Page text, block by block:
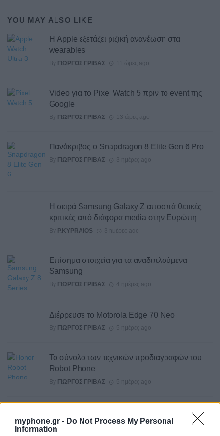
myphone.gr - Do Not Process My Personal
Information
YOU MAY ALSO LIKE
Η Apple εξετάζει ριζική ανανέωση στα
wearables
By ΓΙΏΡΓΟΣ ΓΡΊΒΑΣ 11 ώρες ago
Video για το Pixel Watch 5 πριν το event της
Google
By ΓΙΏΡΓΟΣ ΓΡΊΒΑΣ 13 ώρες ago
Πανάκριβος ο Snapdragon 8 Elite Gen 6 Pro
By ΓΙΏΡΓΟΣ ΓΡΊΒΑΣ 3 ημέρες ago
Η σειρά Samsung Galaxy Z αποσπά θετικές
κριτικές από διάφορα media στην Ευρώπη
By P.KYPRAIOS 3 ημέρες ago
Επίσημα στοιχεία για τα αναδιπλούμενα
Samsung
By ΓΙΏΡΓΟΣ ΓΡΊΒΑΣ 4 ημέρες ago
Διέρρευσε το Motorola Edge 70 Neo
By ΓΙΏΡΓΟΣ ΓΡΊΒΑΣ 5 ημέρες ago
Το σύνολο των τεχνικών προδιαγραφών του
Robot Phone
By ΓΙΏΡΓΟΣ ΓΡΊΒΑΣ 5 ημέρες ago
ByΓΙΏΡΓΟΣ ΓΡΊΒΑΣ 6 ημέρες ago